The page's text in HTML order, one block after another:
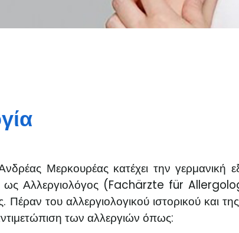
Μερκουρέας κατέχει την
ως Αλλεργιολόγος (Fachärzte für
Πέραν του αλλεργιολογικού ιστορικού και
των αλλεργιών όπως: